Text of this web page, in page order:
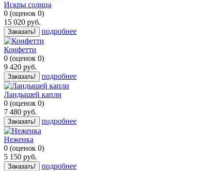
Искры солнца
0 (оценок 0)
15 020 руб.
Заказать! подробнее
Конфетти
0 (оценок 0)
9 420 руб.
Заказать! подробнее
Ландышей капли
0 (оценок 0)
7 480 руб.
Заказать! подробнее
Неженка
0 (оценок 0)
5 150 руб.
Заказать! подробнее